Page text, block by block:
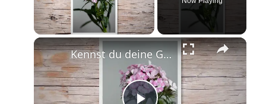
Kennst du deine Geburtsblume?